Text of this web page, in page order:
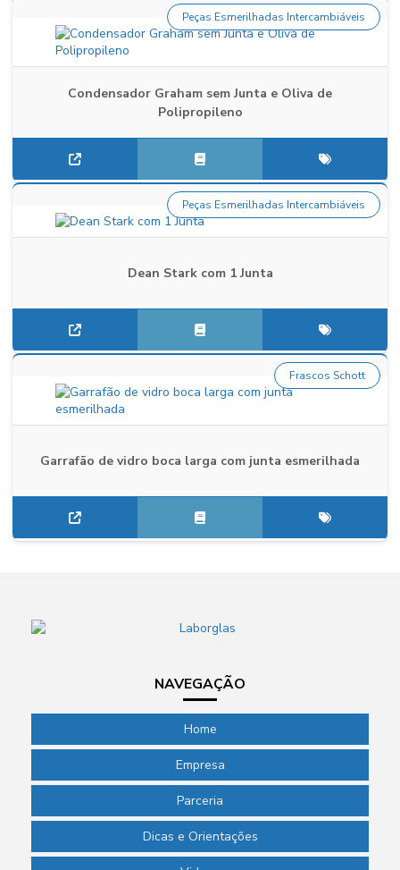
Condensador Graham sem Junta e Oliva de
Polipropileno
Peças Esmerilhadas Intercambiáveis
Dean Stark com 1 Junta
Peças Esmerilhadas Intercambiáveis
Garrafão de vidro boca larga com junta esmerilhada
Frascos Schott
NAVEGAÇÃO
Home
Empresa
Parceria
Dicas e Orientações